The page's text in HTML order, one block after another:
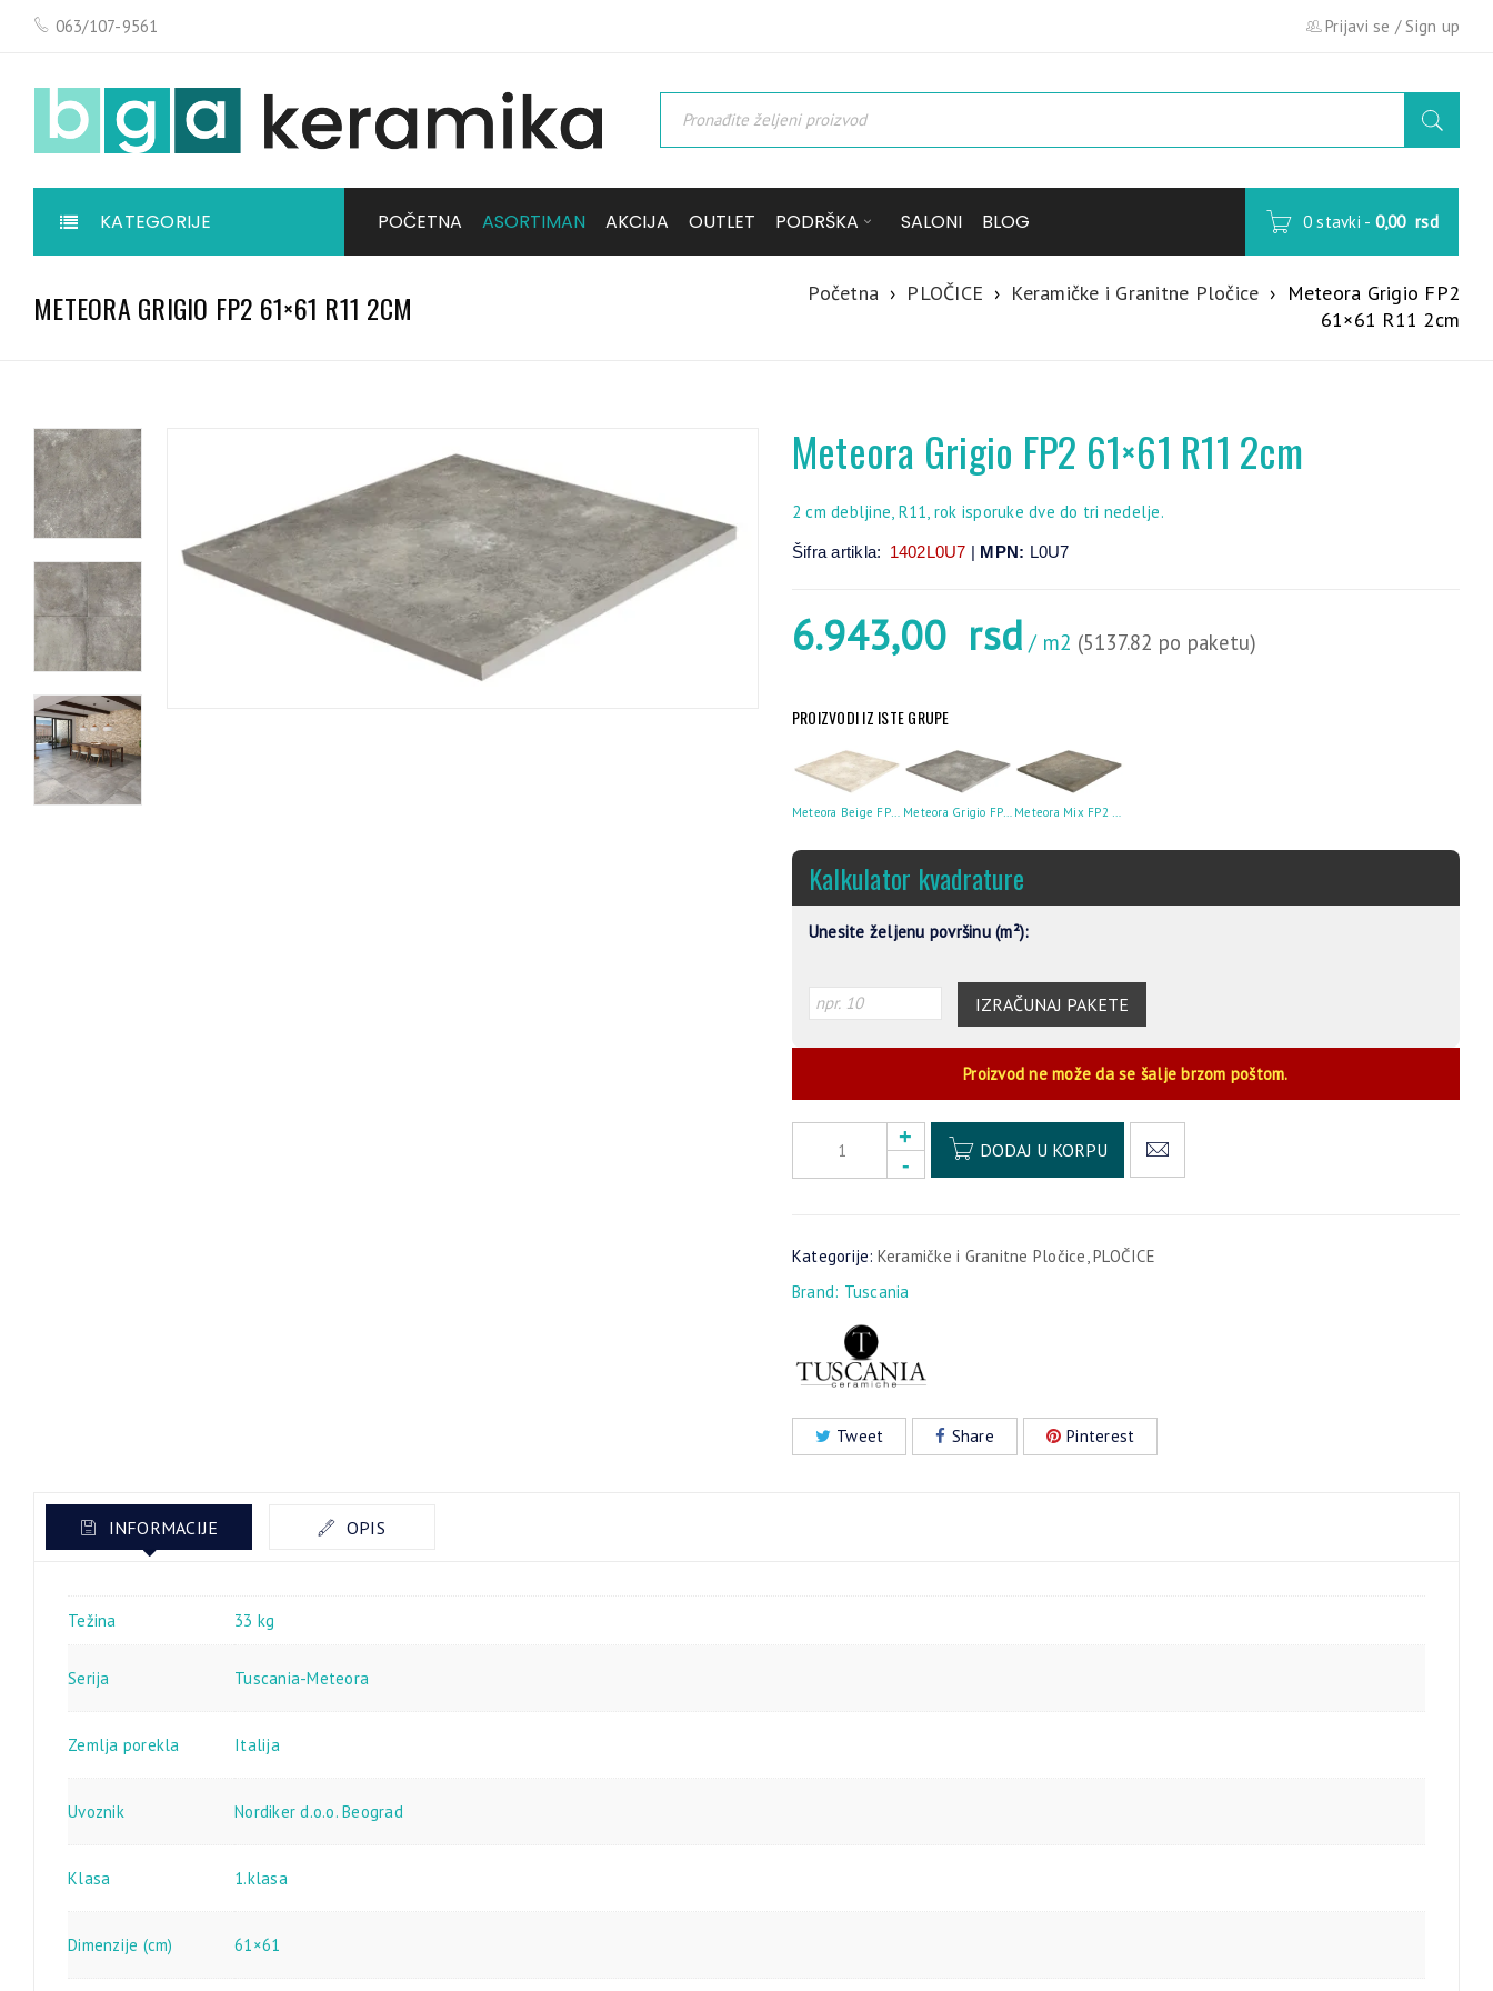
063/107-9561 Prijavi se /Sign up
KATEGORIJE POČETNA ASORTIMAN AKCIJA OUTLET PODRŠKA SALONI BLOG 0 stavki - 0,00 rsd
METEORA GRIGIO FP2 61×61 R11 2CM Početna › PLOČICE › Keramičke i Granitne Pločice › Meteora Grigio FP2
61×61 R11 2cm
Meteora Grigio FP2 61×61 R11 2cm
2 cm debljine, R11, rok isporuke dve do tri nedelje.
Šifra artikla: 1402L0U7 | MPN: L0U7
6.943,00 rsd / m2 (5137.82 po paketu)
PROIZVODI IZ ISTE GRUPE
Meteora Beige FP2 61×61 R11 2cm Meteora Grigio FP2 61×61 R11 2cm Meteora Mix FP2 61×61 R11 2cm
Kalkulator kvadrature
Unesite željenu površinu (m²):
IZRAČUNAJ PAKETE
Proizvod ne može da se šalje brzom poštom.
DODAJ U KORPU
Kategorije: Keramičke i Granitne Pločice,PLOČICE
Brand: Tuscania
Tweet Share Pinterest
INFORMACIJE OPIS
Težina 33 kg
Serija Tuscania-Meteora
Zemlja porekla Italija
Uvoznik Nordiker d.o.o. Beograd
Klasa 1.klasa
Dimenzije (cm) 61×61